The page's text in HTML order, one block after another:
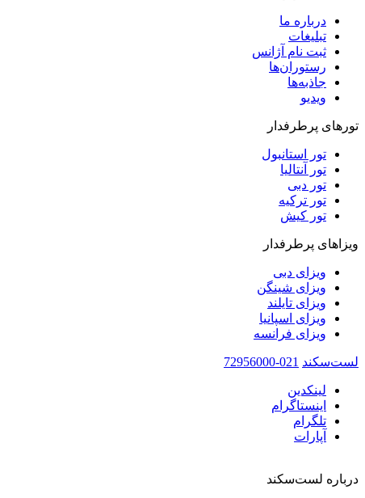
درباره ما
تبلیغات
ثبت نام آژانس
رستوران‌ها
جاذبه‌ها
ویدیو‌
تورهای پرطرفدار
تور استانبول
تور آنتالیا
تور دبی
تور ترکیه
تور کیش
ویزاهای پرطرفدار
ویزای دبی
ویزای شینگن
ویزای تایلند
ویزای اسپانیا
ویزای فرانسه
لست‌سکند 021-72956000
لینکدین
اینستاگرام
تلگرام
آپارات
درباره لست‌سکند